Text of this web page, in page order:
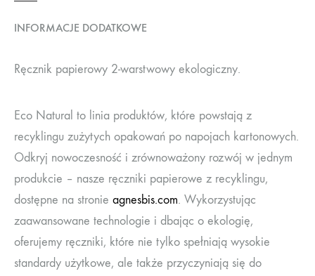
INFORMACJE DODATKOWE
Ręcznik papierowy 2-warstwowy ekologiczny.
Eco Natural to linia produktów, które powstają z
recyklingu zużytych opakowań po napojach kartonowych.
Odkryj nowoczesność i zrównoważony rozwój w jednym
produkcie – nasze ręczniki papierowe z recyklingu,
dostępne na stronie agnesbis.com. Wykorzystując
zaawansowane technologie i dbając o ekologię,
oferujemy ręczniki, które nie tylko spełniają wysokie
standardy użytkowe, ale także przyczyniają się do